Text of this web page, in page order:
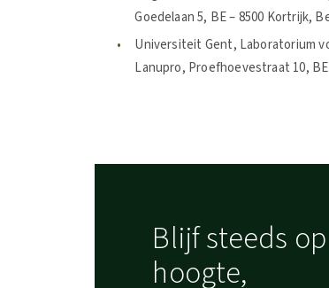
Goedelaan 5, BE – 8500 Kortrijk,
Universiteit Gent, Laboratorium
Lanupro, Proefhoevestraat 10,
Blijf steeds
hoogte,